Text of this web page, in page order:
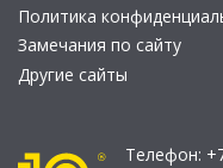
Политика
Замечания по сайту
Другие сайты
Телефон: